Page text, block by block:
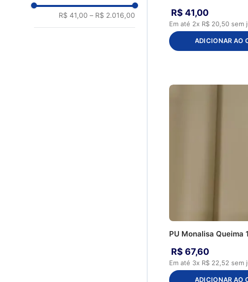
R$ 41,00 – R$ 2.016,00 R$ 41,00
Em até 2x R$ 20,50 sem
ADICIONAR AO
PU Monalisa Queima
R$ 67,60
Em até 3x R$ 22,52 sem
ADICIONAR AO